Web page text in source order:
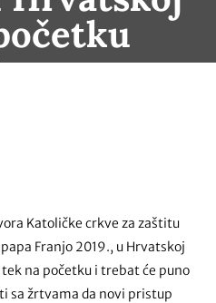
Katoličke crkve za zaštitu
Franjo 2019., u Hrvatskoj
na početku i trebat će puno
sa žrtvama da novi pristup